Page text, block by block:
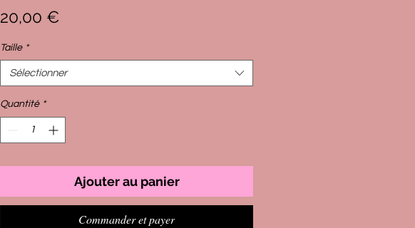
20,00 €
Taille *
Sélectionner
Quantité *
Ajouter au panier
Commander et payer